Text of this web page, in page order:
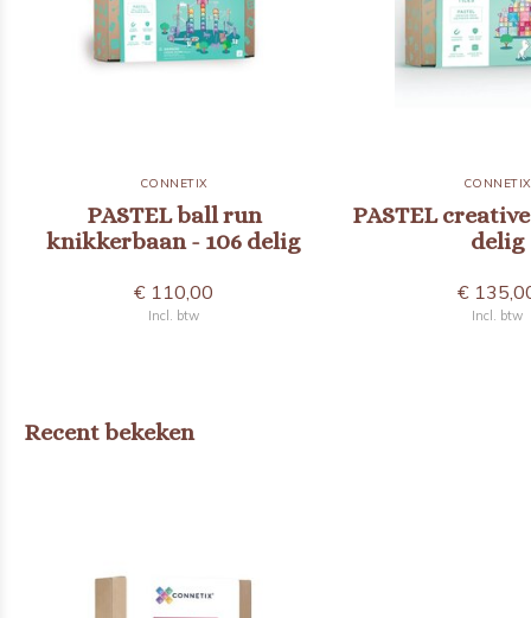
CONNETIX
PASTEL ball run
knikkerbaan - 106 delig
€ 110,00
Incl. btw
CONNETIX
PASTEL
delig
€
Incl. btw
Recent bekeken